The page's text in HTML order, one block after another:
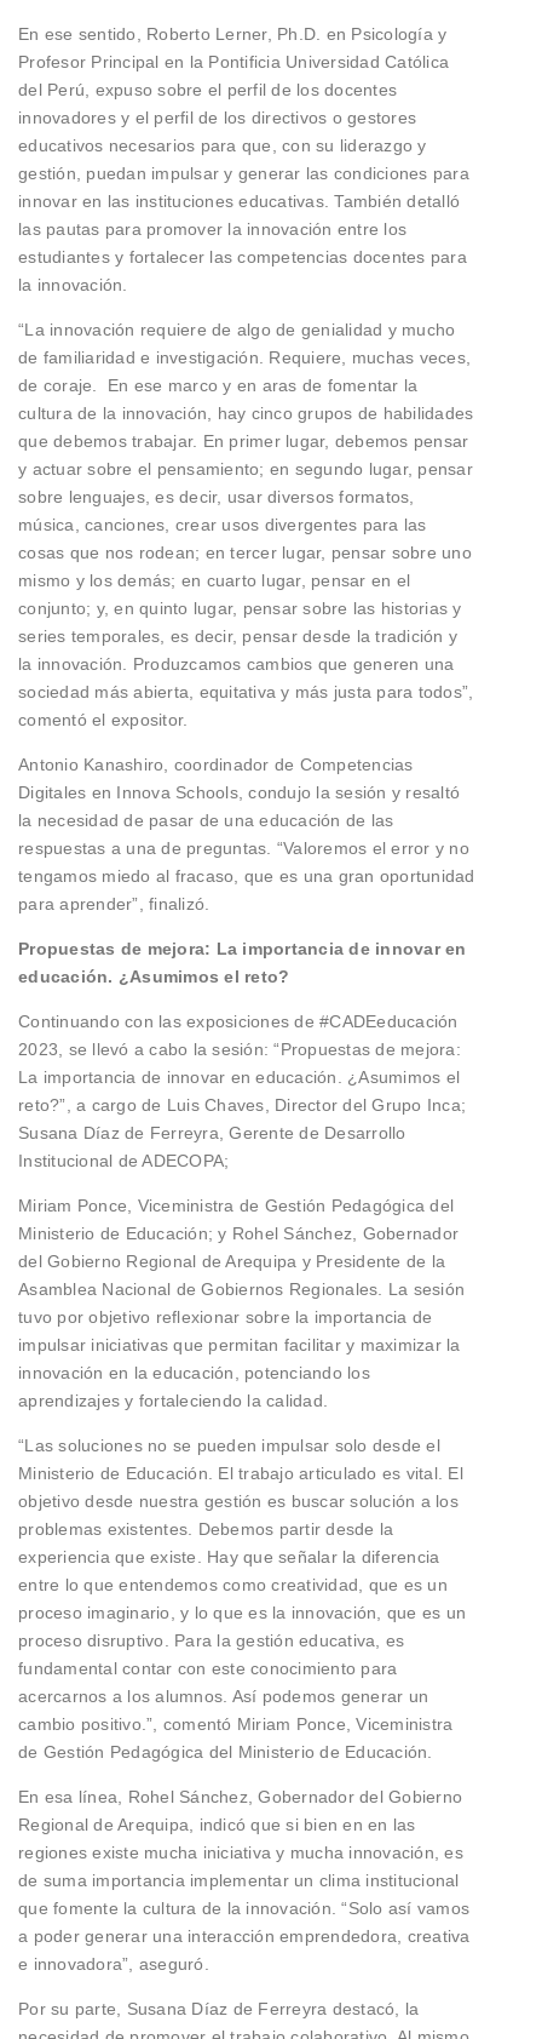
En ese sentido, Roberto Lerner, Ph.D. en Psicología y
Profesor Principal en la Pontificia Universidad Católica
del Perú, expuso sobre el perfil de los docentes
innovadores y el perfil de los directivos o gestores
educativos necesarios para que, con su liderazgo y
gestión, puedan impulsar y generar las condiciones para
innovar en las instituciones educativas. También detalló
las pautas para promover la innovación entre los
estudiantes y fortalecer las competencias docentes para
la innovación.
“La innovación requiere de algo de genialidad y mucho
de familiaridad e investigación. Requiere, muchas veces,
de coraje. En ese marco y en aras de fomentar la
cultura de la innovación, hay cinco grupos de habilidades
que debemos trabajar. En primer lugar, debemos pensar
y actuar sobre el pensamiento; en segundo lugar, pensar
sobre lenguajes, es decir, usar diversos formatos,
música, canciones, crear usos divergentes para las
cosas que nos rodean; en tercer lugar, pensar sobre uno
mismo y los demás; en cuarto lugar, pensar en el
conjunto; y, en quinto lugar, pensar sobre las historias y
series temporales, es decir, pensar desde la tradición y
la innovación. Produzcamos cambios que generen una
sociedad más abierta, equitativa y más justa para todos”,
comentó el expositor.
Antonio Kanashiro, coordinador de Competencias
Digitales en Innova Schools, condujo la sesión y resaltó
la necesidad de pasar de una educación de las
respuestas a una de preguntas. “Valoremos el error y no
tengamos miedo al fracaso, que es una gran oportunidad
para aprender”, finalizó.
Propuestas de mejora: La importancia de innovar en
educación. ¿Asumimos el reto?
Continuando con las exposiciones de #CADEeducación
2023, se llevó a cabo la sesión: “Propuestas de mejora:
La importancia de innovar en educación. ¿Asumimos el
reto?”, a cargo de Luis Chaves, Director del Grupo Inca;
Susana Díaz de Ferreyra, Gerente de Desarrollo
Institucional de ADECOPA;
Miriam Ponce, Viceministra de Gestión Pedagógica del
Ministerio de Educación; y Rohel Sánchez, Gobernador
del Gobierno Regional de Arequipa y Presidente de la
Asamblea Nacional de Gobiernos Regionales. La sesión
tuvo por objetivo reflexionar sobre la importancia de
impulsar iniciativas que permitan facilitar y maximizar la
innovación en la educación, potenciando los
aprendizajes y fortaleciendo la calidad.
“Las soluciones no se pueden impulsar solo desde el
Ministerio de Educación. El trabajo articulado es vital. El
objetivo desde nuestra gestión es buscar solución a los
problemas existentes. Debemos partir desde la
experiencia que existe. Hay que señalar la diferencia
entre lo que entendemos como creatividad, que es un
proceso imaginario, y lo que es la innovación, que es un
proceso disruptivo. Para la gestión educativa, es
fundamental contar con este conocimiento para
acercarnos a los alumnos. Así podemos generar un
cambio positivo.”, comentó Miriam Ponce, Viceministra
de Gestión Pedagógica del Ministerio de Educación.
En esa línea, Rohel Sánchez, Gobernador del Gobierno
Regional de Arequipa, indicó que si bien en en las
regiones existe mucha iniciativa y mucha innovación, es
de suma importancia implementar un clima institucional
que fomente la cultura de la innovación. “Solo así vamos
a poder generar una interacción emprendedora, creativa
e innovadora”, aseguró.
Por su parte, Susana Díaz de Ferreyra destacó, la